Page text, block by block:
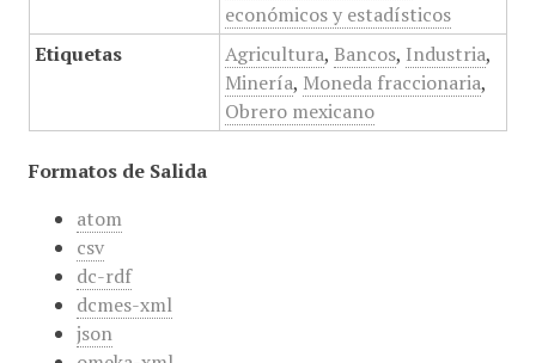
económicos y estadísticos
Etiquetas
Agricultura, Bancos, Industria,
Minería, Moneda fraccionaria,
Obrero mexicano
Formatos de Salida
atom
csv
dc-rdf
dcmes-xml
json